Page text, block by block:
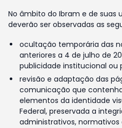
No âmbito do Ibram e de suas
deverão ser observadas as
ocultação temporária das
anteriores a 4 de julho de
publicidade institucional ou
revisão e adaptação das
comunicação que
elementos da identidade
Federal, preservada a
administrativos, normativos